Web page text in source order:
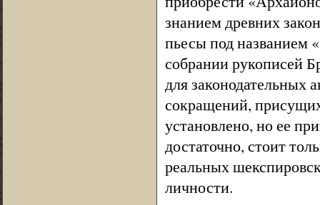
знанием древних
пьесы под названием
собрании рукописей
для законодательных
сокращений,
установлено, но ее
достаточно, стоит
реальных
личности.